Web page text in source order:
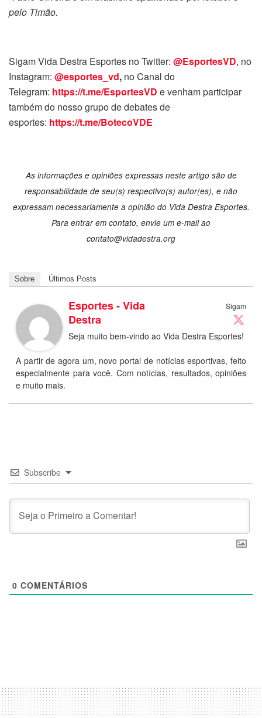
pelo Timão.
Sigam Vida Destra Esportes no Twitter: @EsportesVD, no
Instagram: @esportes_vd, no Canal do
Telegram: https://t.me/EsportesVD e venham participar
também do nosso grupo de debates de
esportes: https://t.me/BotecoVDE
As informações e opiniões expressas neste artigo são de
responsabilidade de seu(s) respectivo(s) autor(es), e não
expressam necessariamente a opinião do Vida Destra Esportes.
Para entrar em contato, envie um e-mail ao
contato@vidadestra.org
Sobre Últimos Posts
Sigam
Esportes - Vida
Destra
Seja muito bem-vindo ao Vida Destra Esportes!
A partir de agora um, novo portal de notícias esportivas, feito
especialmente para você. Com notícias, resultados, opiniões
e muito mais.
Subscribe
0 COMENTÁRIOS